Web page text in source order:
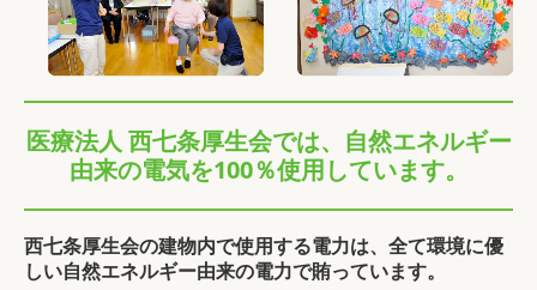
医療法人 西七条厚生会では、自然エネルギー
由来の電気を100％使用しています。
西七条厚生会の建物内で使用する電力は、 全て環境に優
しい自然エネルギー由来の電力で賄っています。